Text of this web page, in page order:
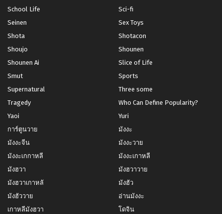
Chapter 43 Chapter 42
Chapter 41
กันยายน 20, 2023
Chapter 40
กันยายน 20, 2023
กันยายน 20, 2023 กันยายน 20, 2023
Chapter 37
กันยายน 20, 2023
Chapter 36
Chapter 35
กันยายน 20, 2023
Chapter 34
กันยายน 20, 2023
Chapter 33
กันยายน 20, 2023
Chapter 32
กันยายน 20, 2023
กันยายน 20, 2023 กันยายน 20, 2023
School Life
Sci-fi
Seinen
Sex Toys
Shota
Shotacon
Shoujo
Shounen
Shounen Ai
Slice of Life
Smut
Sports
Supernatural
Three some
Tragedy
Who Can Define Popularity?
Yaoi
Yuri
การ์ตูนวาย
มังงะ
มังงะจีน
มังงะวาย
มังงะเกกาหลี
มังงะเกาหลี
มังฮวา
มังฮวาวาย
มังฮวาเกาหลั
มังฮัว
มังฮัววาย
อ่านมังงะ
เกาหลีมังฮวา
โดจิน